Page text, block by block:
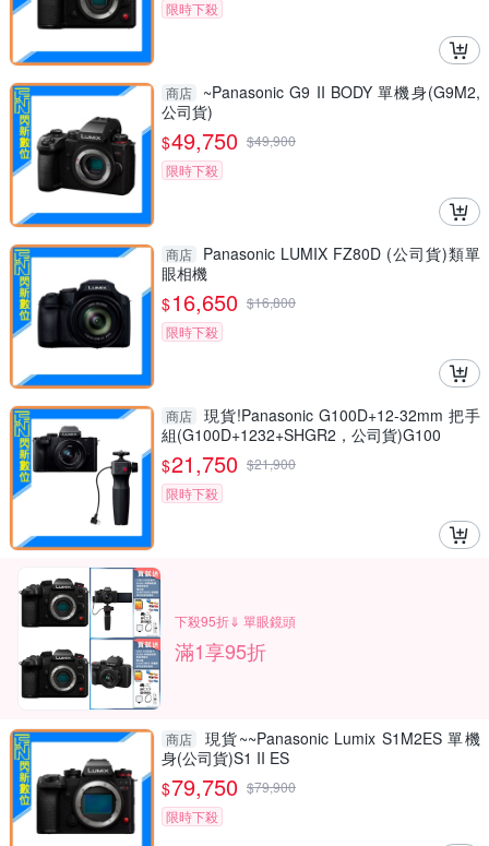
限時下殺
商店
~Panasonic G9 II BODY 單機身(G9M2,
公司貨)
$49,750 $49,900
限時下殺
商店
Panasonic LUMIX FZ80D (公司貨)類單
眼相機
$16,650 $16,800
限時下殺
商店
現貨!Panasonic G100D+12-32mm 把手
組(G100D+1232+SHGR2，公司貨)G100
$21,750 $21,900
限時下殺
下殺95折⇓ 單眼鏡頭
滿1享95折
商店
現貨~~Panasonic Lumix S1M2ES 單機
身(公司貨)S1 II ES
$79,750 $79,900
限時下殺